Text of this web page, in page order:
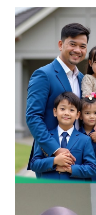
SHAKLEE
PROMOSI
On6 December, 2025